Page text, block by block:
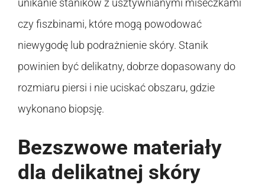
unikanie staników z usztywnianymi miseczkami
czy fiszbinami, które mogą powodować
niewygodę lub podrażnienie skóry. Stanik
powinien być delikatny, dobrze dopasowany do
rozmiaru piersi i nie uciskać obszaru, gdzie
wykonano biopsję.
Bezszwowe materiały
dla delikatnej skóry